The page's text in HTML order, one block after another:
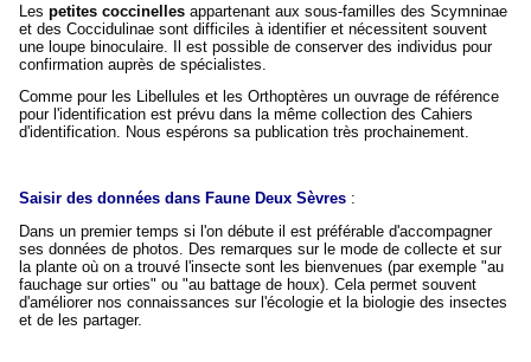
Les petites coccinelles appartenant aux sous-familles des Scymninae
et des Coccidulinae sont difficiles à identifier et nécessitent souvent
une loupe binoculaire. Il est possible de conserver des individus pour
confirmation auprès de spécialistes.
Comme pour les Libellules et les Orthoptères un ouvrage de référence
pour l'identification est prévu dans la même collection des Cahiers
d'identification. Nous espérons sa publication très prochainement.
Saisir des données dans Faune Deux Sèvres :
Dans un premier temps si l'on débute il est préférable d'accompagner
ses données de photos. Des remarques sur le mode de collecte et sur
la plante où on a trouvé l'insecte sont les bienvenues (par exemple "au
fauchage sur orties" ou "au battage de houx). Cela permet souvent
d'améliorer nos connaissances sur l'écologie et la biologie des insectes
et de les partager.